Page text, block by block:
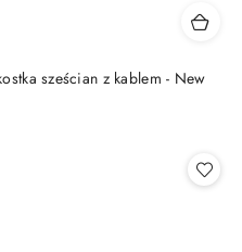
sześcian z kablem - New